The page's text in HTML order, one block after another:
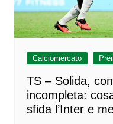
Calciomercato
TS – Solida,
incompleta:
sfida l’Inter e